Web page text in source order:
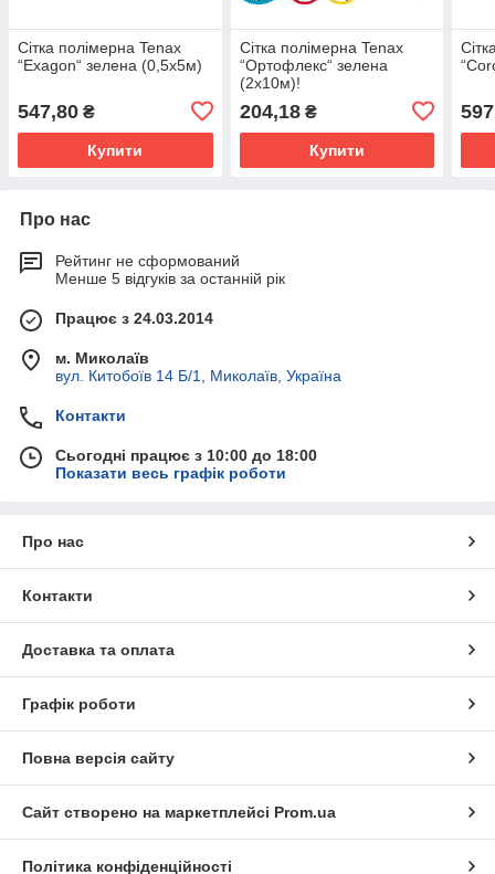
Сітка полімерна Tenax
“Exagon“ зелена (0,5х5м)
547,80 ₴
Купити
Сітка полімерна Tenax
“Ортофлекс“ зелена
(2х10м)!
204,18₴
Купити
Про нас
Рейтинг не сформований
Менше 5 відгуків за останній рік
Працює з 24.03.2014
м. Миколаїв
вул. Китобоїв 14 Б/1, Миколаїв, Україна
Контакти
Сьогодні працює з 10:00 до 18:00
Показати весь графік роботи
Про нас
Контакти
Доставка та оплата
Графік роботи
Повна версія сайту
Сайт створено на маркетплейсі Prom.ua
Політика конфіденційності